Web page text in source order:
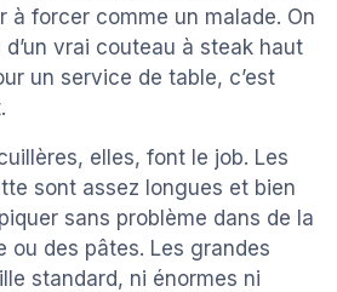
à forcer comme un malade. On
d’un vrai couteau à steak haut
un service de table, c’est
elles, font le job. Les
sont assez longues et bien
sans problème dans de la
ou des pâtes. Les grandes
standard, ni énormes ni